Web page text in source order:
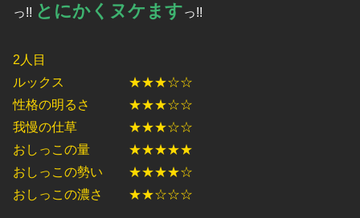
っ!! とにかくヌケますっ!!
2人目
ルックス ★★★☆☆
性格の明るさ ★★★☆☆
我慢の仕草 ★★★☆☆
おしっこの量 ★★★★★
おしっこの勢い ★★★★☆
おしっこの濃さ ★★☆☆☆